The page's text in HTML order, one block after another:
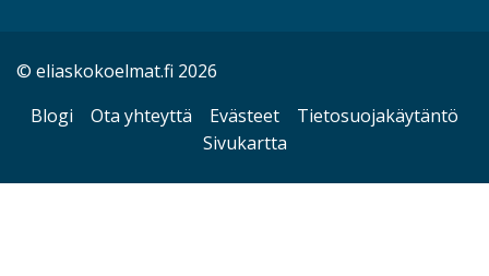
© eliaskokoelmat.fi 2026
Blogi
Ota yhteyttä Evästeet
Tietosuojakäytäntö
Sivukartta